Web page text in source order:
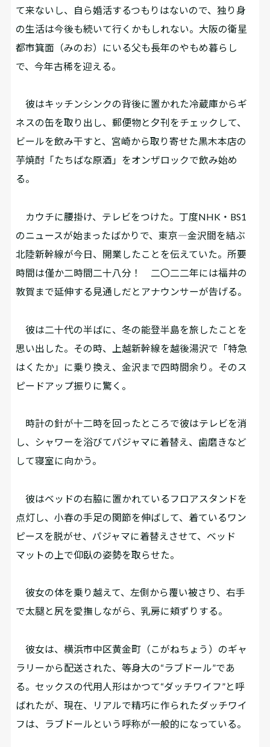
て来ないし、自ら婚活するつもりはないので、独り身
の生活は今後も続いて行くかもしれない。大阪の衛星
都市箕面（みのお）にいる父も長年のやもめ暮らし
で、今年古稀を迎える。
彼はキッチンシンクの背後に置かれた冷蔵庫からギ
ネスの缶を取り出し、郵便物と夕刊をチェックして、
ビールを飲み干すと、宮崎から取り寄せた黒木本店の
芋焼酎「たちばな原酒」をオンザロックで飲み始め
る。
カウチに腰掛け、テレビをつけた。丁度NHK・BS1
のニュースが始まったばかりで、東京―金沢間を結ぶ
北陸新幹線が今日、開業したことを伝えていた。所要
時間は僅か二時間二十八分！ 二〇二二年には福井の
敦賀まで延伸する見通しだとアナウンサーが告げる。
彼は二十代の半ばに、冬の能登半島を旅したことを
思い出した。その時、上越新幹線を越後湯沢で「特急
はくたか」に乗り換え、金沢まで四時間余り。そのス
ピードアップ振りに驚く。
時計の針が十二時を回ったところで彼はテレビを消
し、シャワーを浴びてパジャマに着替え、歯磨きなど
して寝室に向かう。
彼はベッドの右脇に置かれているフロアスタンドを
点灯し、小春の手足の関節を伸ばして、着ているワン
ピースを脱がせ、パジャマに着替えさせて、ベッド
マットの上で仰臥の姿勢を取らせた。
彼女の体を乗り越えて、左側から覆い被さり、右手
で太腿と尻を愛撫しながら、乳房に頬ずりする。
彼女は、横浜市中区黄金町（こがねちょう）のギャ
ラリーから配送された、等身大の“ラブドール”であ
る。セックスの代用人形はかつて“ダッチワイフ”と呼
ばれたが、現在、リアルで精巧に作られたダッチワイ
フは、ラブドールという呼称が一般的になっている。